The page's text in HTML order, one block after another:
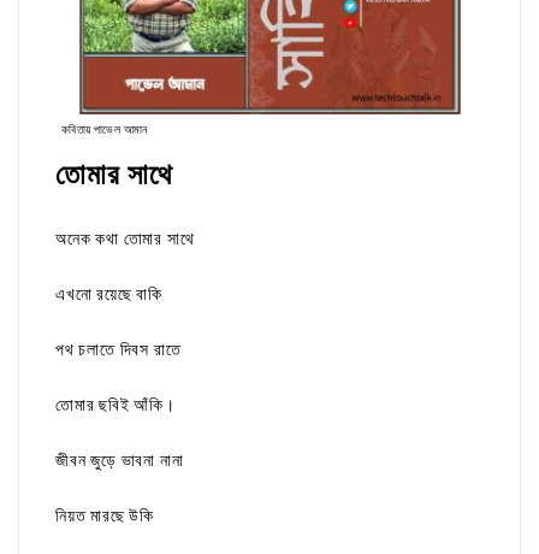
কবিতায় পাভেল আমান
তোমার সাথে
অনেক কথা তোমার সাথে
এখনো রয়েছে বাকি
পথ চলাতে দিবস রাতে
তোমার ছবিই আঁকি।
জীবন জুড়ে ভাবনা নানা
নিয়ত মারছে উকি